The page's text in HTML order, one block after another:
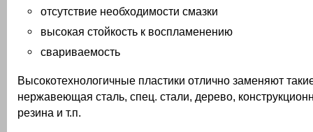
отсутствие необходимости смазки
высокая стойкость к воспламенению
свариваемость
Высокотехнологичные пластики отлично заменяют
нержавеющая сталь, спец. стали, дерево,
резина и т.п.